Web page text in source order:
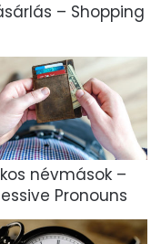
– Shopping
névmások –
Pronouns